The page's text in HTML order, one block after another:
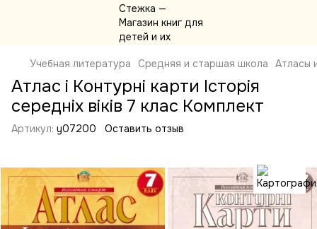
Учебная литература Средняя и старшая школа Атласы
Атлас і Контурні карти Історія
середніх віків 7 клас Комплект
Артикул: y07200 Оставить отзыв